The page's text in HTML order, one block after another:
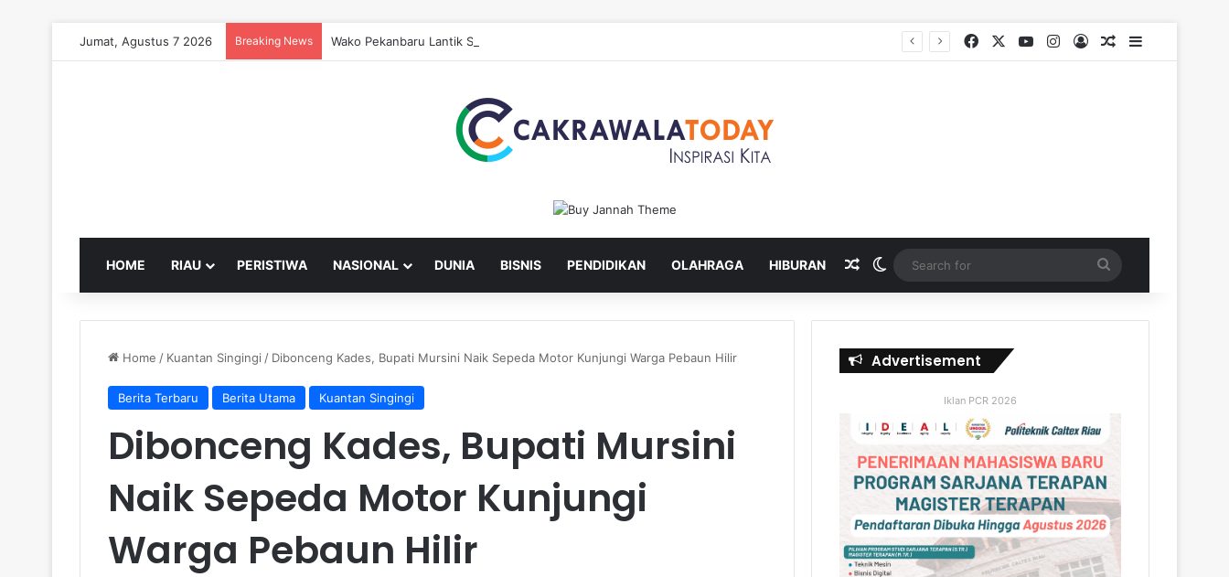
Jumat, Agustus 7 2026 Breaking News Wako Pekanbaru Lantik Sekda dan Enam Pejabat Eselon Lainnya FacebookYouTubeInstagram
Log InRandom Article
Sidebar
HOME RIAU PERISTIWA NASIONAL DUNIA BISNIS PENDIDIKAN OLAHRAGA HIBURAN Random Article
Switch skin
for
Home / Kuantan Singingi / Dibonceng Kades, Bupati Mursini Naik Sepeda Motor Kunjungi Warga Pebaun Hilir
Berita Terbaru Berita Utama Kuantan Singingi
Dibonceng Kades, Bupati Mursini
Naik Sepeda Motor Kunjungi
Warga Pebaun Hilir
Advertisement
Iklan PCR 2026